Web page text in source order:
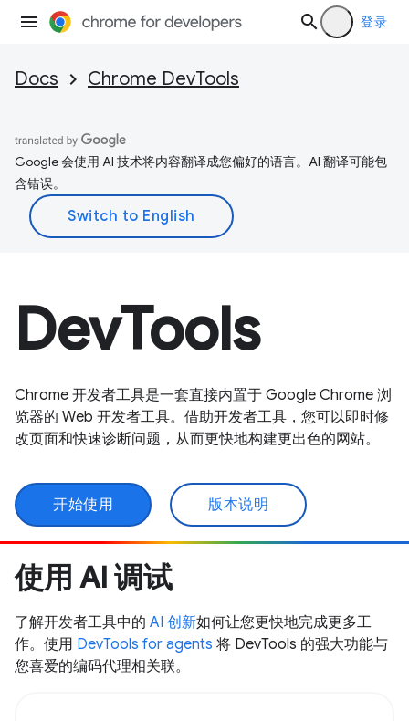
登录
Docs Chrome DevTools
Google 会使用 AI 技术将内容翻译成您偏好的语言。AI 翻译可能包
含错误。
DevTools
Chrome 开发者工具是一套直接内置于 Google Chrome 浏
览器的 Web 开发者工具。借助开发者工具，您可以即时修
改页面和快速诊断问题，从而更快地构建更出色的网站。
开始使用 版本说明
使用 AI 调试
了解开发者工具中的 AI 创新如何让您更快地完成更多工
作。使用 DevTools for agents 将 DevTools 的强大功能与
您喜爱的编码代理相关联。